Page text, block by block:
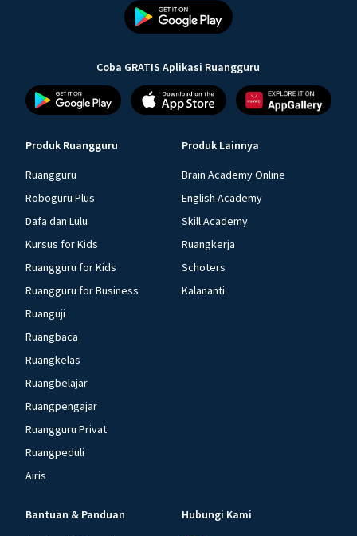
Coba GRATIS Aplikasi Ruangguru
Produk Ruangguru
Ruangguru
Roboguru Plus
Dafa dan Lulu
Kursus for Kids
Ruangguru for Kids
Ruangguru for Business
Ruanguji
Ruangbaca
Ruangkelas
Ruangbelajar
Ruangpengajar
Ruangguru Privat
Ruangpeduli
Airis
Produk Lainnya
Brain Academy Online
English Academy
Skill Academy
Ruangkerja
Schoters
Kalananti
Bantuan & Panduan Hubungi Kami